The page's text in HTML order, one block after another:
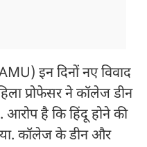
इन दिनों नए विवाद
प्रोफेसर ने कॉलेज डीन
है कि हिंदू होने की
कॉलेज के डीन और